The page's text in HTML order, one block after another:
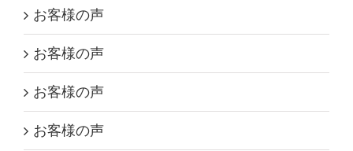
お客様の声
お客様の声
お客様の声
お客様の声